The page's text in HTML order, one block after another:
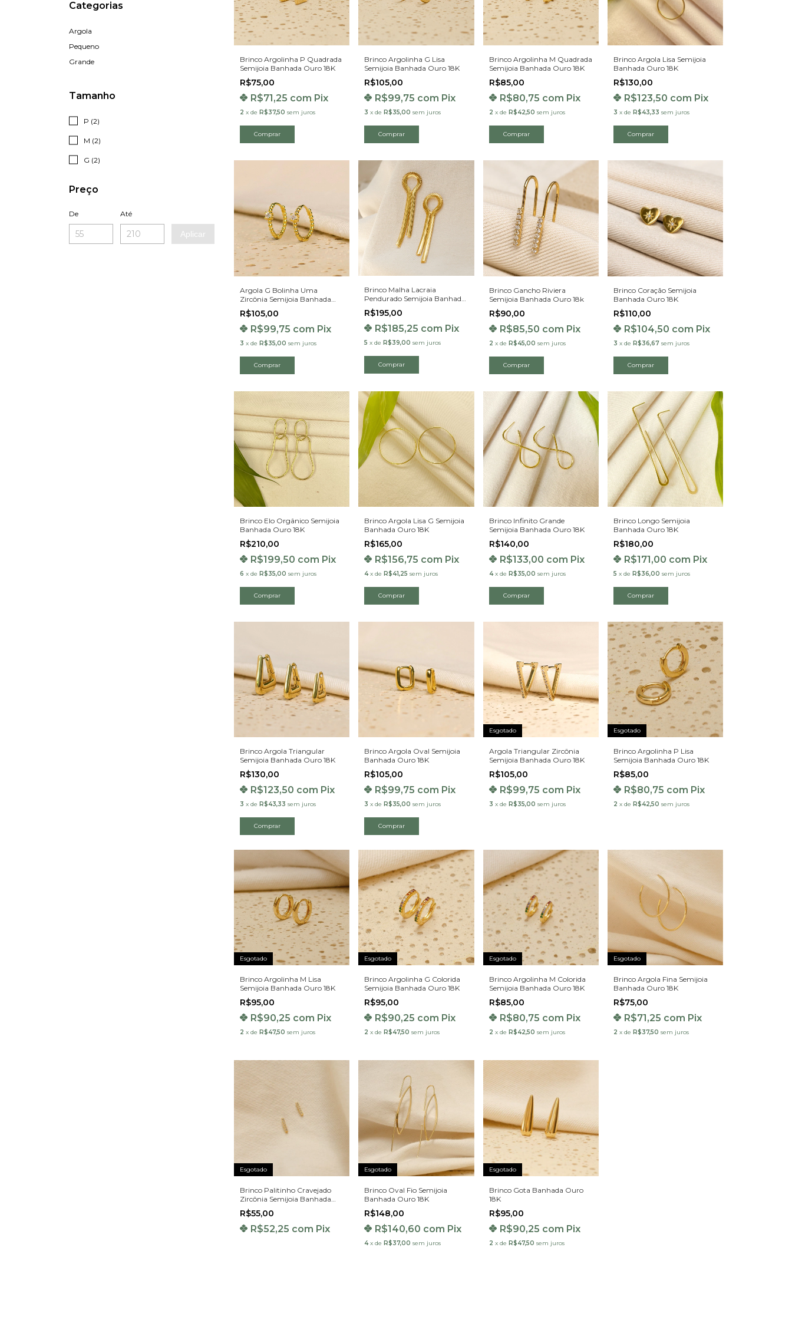
Categorias
Argola
Pequeno
Grande
Tamanho
P (2)
M (2)
G (2)
Preço
De Até
Aplicar
Brinco Argolinha P Quadrada
Semijoia Banhada Ouro 18K
R$75,00
R$71,25 com Pix
2 x de R$37,50 sem juros
Brinco Argolinha G Lisa
Semijoia Banhada Ouro 18K
R$105,00
R$99,75 com Pix
3 xde R$35,00 sem juros
Brinco Argolinha M Quadrada
Semijoia Banhada Ouro 18K
R$85,00
R$80,75 com Pix
2 x de R$42,50 sem juros
Brinco Argola Lisa Semijoia
Banhada Ouro 18K
R$130,00
R$123,50 com Pix
3 x de R$43,33 sem juros
Argola G Bolinha Uma
Zircônia Semijoia Banhada
Ouro 18K
R$105,00
R$99,75 com Pix
3 x de R$35,00 sem juros
Brinco Malha Lacraia
Pendurado Semijoia Banhada
Ouro 18K
R$195,00
R$185,25 com Pix
5 xde R$39,00 sem juros
Brinco Gancho Riviera
Semijoia Banhada Ouro 18k
R$90,00
R$85,50 com Pix
2 x de R$45,00 sem juros
Brinco Coração Semijoia
Banhada Ouro 18K
R$110,00
R$104,50 com Pix
3 x de R$36,67 sem juros
Brinco Elo Orgânico Semijoia
Banhada Ouro 18K
R$210,00
R$199,50 com Pix
6 x de R$35,00 sem juros
Brinco Argola Lisa G Semijoia
Banhada Ouro 18K
R$165,00
R$156,75 com Pix
4 xdeR$41,25 sem juros
Brinco Infinito Grande
Semijoia Banhada Ouro 18K
R$140,00
R$133,00 com Pix
4 x de R$35,00 sem juros
Brinco Longo Semijoia
Banhada Ouro 18K
R$180,00
R$171,00 com Pix
5 x de R$36,00 sem juros
Brinco Argola Triangular
Semijoia Banhada Ouro 18K
R$130,00
R$123,50 com Pix
3 x de R$43,33 sem juros
Comprar
Brinco Argola Oval Semijoia
Banhada Ouro 18K
R$105,00
R$99,75 com Pix
3 xdeR$35,00 sem juros
Comprar
Esgotado
Argola Triangular Zircônia
Semijoia Banhada Ouro 18K
R$105,00
R$99,75 com Pix
3 x de R$35,00 sem juros
Esgotado
Brinco Argolinha P Lisa
Semijoia Banhada Ouro 18K
R$85,00
R$80,75 com Pix
2 x de R$42,50 sem juros
Esgotado
Brinco Argolinha M Lisa
Semijoia Banhada Ouro 18K
R$95,00
R$90,25 com Pix
2 x de R$47,50 sem juros
Esgotado
Brinco Argolinha G Colorida
Semijoia Banhada Ouro 18K
R$95,00
R$90,25 com Pix
2 xde R$47,50 sem juros
Esgotado
Brinco Argolinha M Colorida
Semijoia Banhada Ouro 18K
R$85,00
R$80,75 com Pix
2 x de R$42,50 sem juros
Esgotado
Brinco Argola Fina Semijoia
Banhada Ouro 18K
R$75,00
R$71,25 com Pix
2 x de R$37,50 sem juros
Esgotado
Brinco Palitinho Cravejado
Zircônia Semijoia Banhada
Ouro 18K
R$55,00
R$52,25 com Pix
Esgotado
Brinco Oval Fio Semijoia
Banhada Ouro 18K
R$148,00
R$140,60 com Pix
4 xdeR$37,00 sem juros
Esgotado
Brinco Gota Banhada Ouro
18K
R$95,00
R$90,25 com Pix
2 x de R$47,50 sem juros